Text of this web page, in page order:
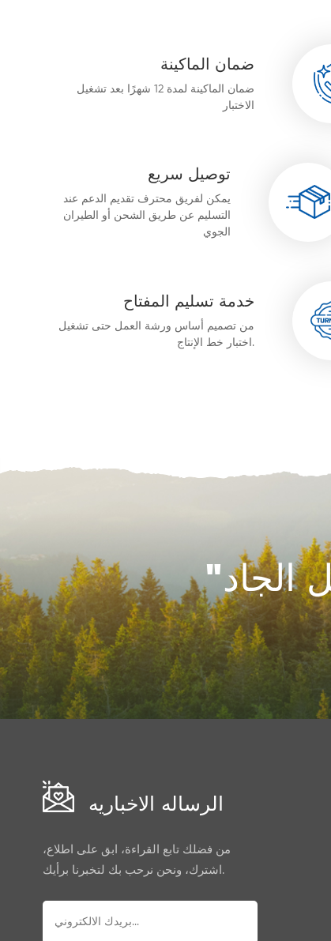
ضمان الماكينة
ضمان الماكينة لمدة 12 شهرًا بعد تشغيل
الاختبار
توصيل سريع
يمكن لفريق محترف تقديم الدعم عند
التسليم عن طريق الشحن أو الطيران
الجوي
خدمة تسليم المفتاح
من تصميم أساس ورشة العمل حتى تشغيل
اختبار خط الإنتاج.
الجاد"
الرساله الاخباريه
من فضلك تابع القراءة، ابق على اطلاع،
اشترك، ونحن نرحب بك لتخبرنا برأيك.